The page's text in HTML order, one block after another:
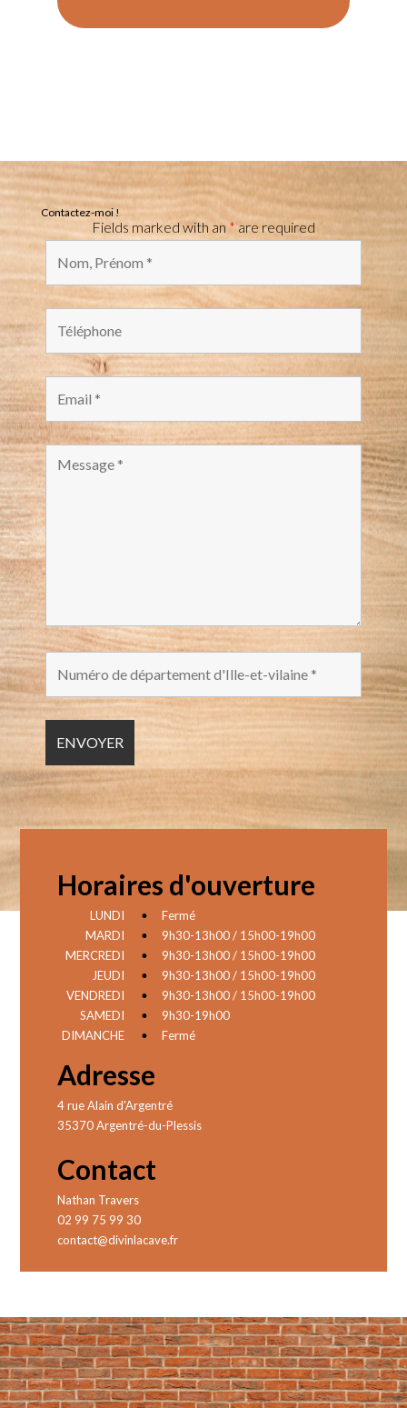
Contactez-moi !
Fields marked with an*are required
Horaires d'ouverture
LUNDI
MARDI
MERCREDI
JEUDI
VENDREDI
SAMEDI
DIMANCHE
• Fermé
• 9h30-13h00 / 15h00-19h00
• 9h30-13h00 / 15h00-19h00
• 9h30-13h00 / 15h00-19h00
• 9h30-13h00 / 15h00-19h00
• 9h30-19h00
• Fermé
Adresse
4 rue Alain d'Argentré
35370 Argentré-du-Plessis
Contact
Nathan Travers
02 99 75 99 30
contact@divinlacave.fr